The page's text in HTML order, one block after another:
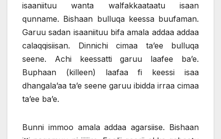
isaaniituu wanta walfakkaataatu isaan
qunname. Bishaan bulluqa keessa buufaman.
Garuu sadan isaaniituu bifa amala addaa addaa
calaqqisiisan. Dinnichi cimaa ta’ee bulluqa
seene. Achi keessatti garuu laafee ba’e.
Buphaan (killeen) laafaa fi keessi isaa
dhangala’aa ta’e seene garuu ibidda irraa cimaa
ta’ee ba’e.
Bunni immoo amala addaa agarsiise. Bishaan